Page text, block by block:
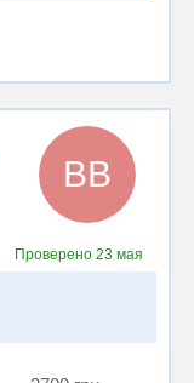
ВВ
Проверено 23 мая